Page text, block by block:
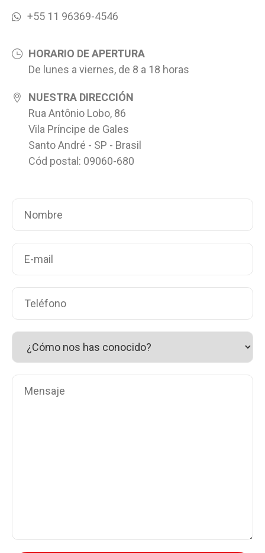
+55 11 96369-4546
HORARIO DE APERTURA
De lunes a viernes, de 8 a 18 horas
NUESTRA DIRECCIÓN
Rua Antônio Lobo, 86
Vila Príncipe de Gales
Santo André - SP - Brasil
Cód postal: 09060-680